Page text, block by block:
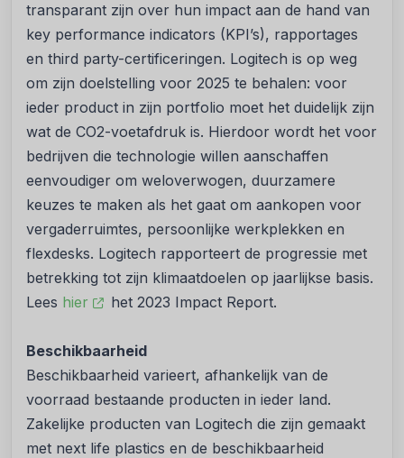
transparant zijn over hun impact aan de hand van
key performance indicators (KPI’s), rapportages
en third party-certificeringen. Logitech is op weg
om zijn doelstelling voor 2025 te behalen: voor
ieder product in zijn portfolio moet het duidelijk zijn
wat de CO2-voetafdruk is. Hierdoor wordt het voor
bedrijven die technologie willen aanschaffen
eenvoudiger om weloverwogen, duurzamere
keuzes te maken als het gaat om aankopen voor
vergaderruimtes, persoonlijke werkplekken en
flexdesks. Logitech rapporteert de progressie met
betrekking tot zijn klimaatdoelen op jaarlijkse basis.
Lees hier het 2023 Impact Report.
Beschikbaarheid
Beschikbaarheid varieert, afhankelijk van de
voorraad bestaande producten in ieder land.
Zakelijke producten van Logitech die zijn gemaakt
met next life plastics en de beschikbaarheid